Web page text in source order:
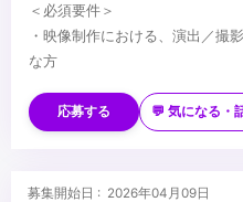
＜必須要件＞
・映像制作における、演出／撮
な方
・Adobe Premiere Pro／
... 応募する 💬 気になる・
募集開始日 : 2026年04月09日